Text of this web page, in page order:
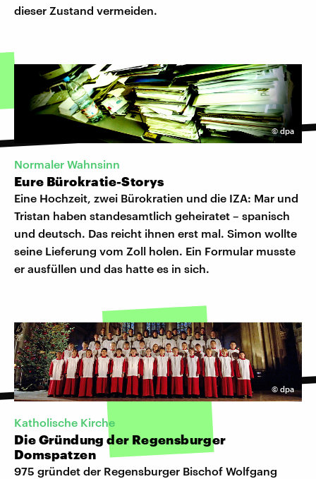
dieser Zustand vermeiden.
©dpa
Normaler Wahnsinn
Eure Bürokratie-Storys
Eine Hochzeit, zwei Bürokratien und die IZA: Mar und
Tristan haben standesamtlich geheiratet – spanisch
und deutsch. Das reicht ihnen erst mal. Simon wollte
seine Lieferung vom Zoll holen. Ein Formular musste
er ausfüllen und das hatte es in sich.
© dpa
Katholische Kirche
Die Gründung der Regensburger
Domspatzen
975 gründet der Regensburger Bischof Wolfgang